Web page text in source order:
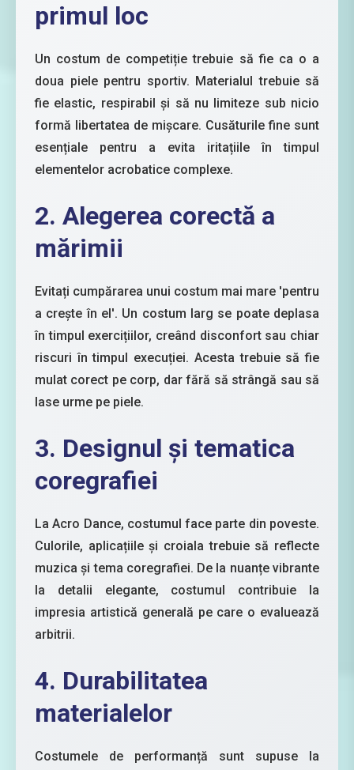
primul loc
Un costum de competiție trebuie să fie ca o a
doua piele pentru sportiv. Materialul trebuie să
fie elastic, respirabil și să nu limiteze sub nicio
formă libertatea de mișcare. Cusăturile fine sunt
esențiale pentru a evita iritațiile în timpul
elementelor acrobatice complexe.
2. Alegerea corectă a
mărimii
Evitați cumpărarea unui costum mai mare 'pentru
a crește în el'. Un costum larg se poate deplasa
în timpul exercițiilor, creând disconfort sau chiar
riscuri în timpul execuției. Acesta trebuie să fie
mulat corect pe corp, dar fără să strângă sau să
lase urme pe piele.
3. Designul și tematica
coregrafiei
La Acro Dance, costumul face parte din poveste.
Culorile, aplicațiile și croiala trebuie să reflecte
muzica și tema coregrafiei. De la nuanțe vibrante
la detalii elegante, costumul contribuie la
impresia artistică generală pe care o evaluează
arbitrii.
4. Durabilitatea
materialelor
Costumele de performanță sunt supuse la